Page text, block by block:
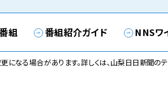
組 番組紹介ガイド NNSワ
なる場合があります。詳しくは、山梨日日新聞のテ